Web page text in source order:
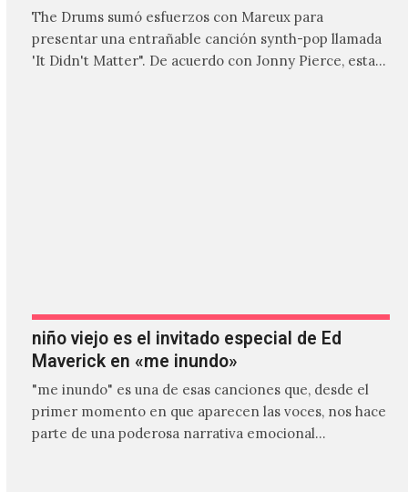
The Drums sumó esfuerzos con Mareux para
presentar una entrañable canción synth-pop llamada
'It Didn't Matter". De acuerdo con Jonny Pierce, esta
niño viejo es el invitado especial de Ed
Maverick en «me inundo»
"me inundo" es una de esas canciones que, desde el
primer momento en que aparecen las voces, nos hace
parte de una poderosa narrativa emocional…